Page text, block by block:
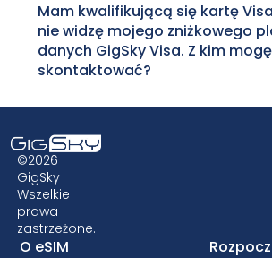
Mam kwalifikującą się kartę
nie widzę mojego zniżkowego
danych GigSky Visa. Z kim
skontaktować?
stronie GigSky Visalub w aplikacji
Twoja karta znajduje się na liście,
widzisz bezpłatnego planu
Visa, skontaktuj się z
karty nie ma na liście, skontaktuj
wydawcą karty.
©2026
GigSky
Wszelkie
prawa
zastrzeżone.
O eSIM